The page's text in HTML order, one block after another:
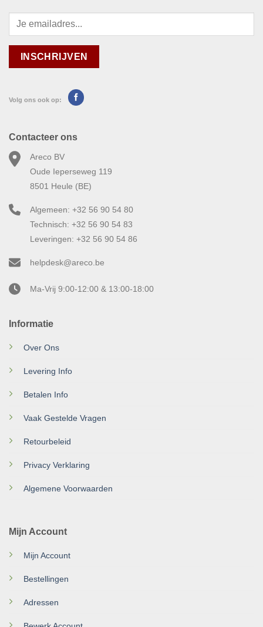
Volg ons ook op:
Informatie
Over Ons
Levering Info
Betalen Info
Vaak Gestelde Vragen
Retourbeleid
Privacy Verklaring
Algemene Voorwaarden
Mijn Account
Mijn Account
Bestellingen
Adressen
Contacteer ons
Areco BV
Oude Ieperseweg 119
8501 Heule (BE)
Algemeen: +32 56 90 54 80
Technisch: +32 56 90 54 83
Leveringen: +32 56 90 54 86
helpdesk@areco.be
Ma-Vrij 9:00-12:00 & 13:00-18:00